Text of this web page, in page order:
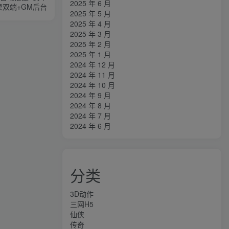
双端+GM后台
2025 年 6 月
2025 年 5 月
2025 年 4 月
2025 年 3 月
2025 年 2 月
2025 年 1 月
2024 年 12 月
2024 年 11 月
2024 年 10 月
2024 年 9 月
2024 年 8 月
2024 年 7 月
2024 年 6 月
分类
3D动作
三网H5
仙侠
传奇